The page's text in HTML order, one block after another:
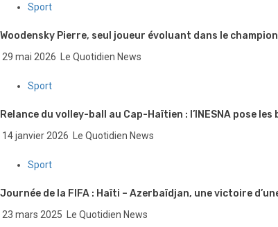
Sport
Woodensky Pierre, seul joueur évoluant dans le
29 mai 2026 Le Quotidien News
Sport
Relance du volley-ball au Cap-Haïtien : l’INESNA pose
14 janvier 2026 Le Quotidien News
Sport
Journée de la FIFA : Haïti – Azerbaïdjan, une victoire
23 mars 2025 Le Quotidien News